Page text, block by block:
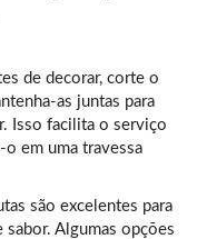
de decorar, corte o
as juntas para
Isso facilita o serviço
em uma travessa
são excelentes para
Algumas opções